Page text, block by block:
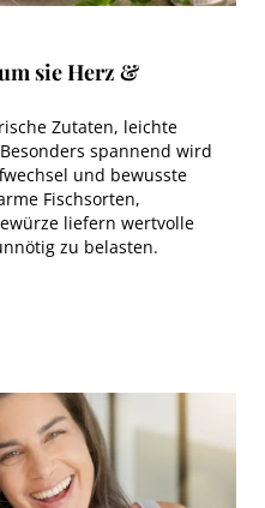
sie Herz &
Zutaten, leichte
spannend wird
und bewusste
Fischsorten,
liefern wertvolle
zu belasten.